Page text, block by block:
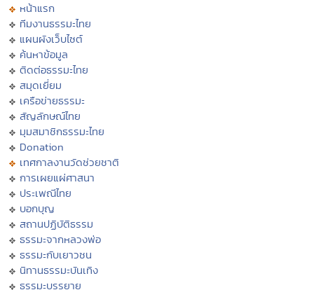
หน้าแรก
ทีมงานธรรมะไทย
แผนผังเว็บไซต์
ค้นหาข้อมูล
ติดต่อธรรมะไทย
สมุดเยี่ยม
เครือข่ายธรรมะ
สัญลักษณ์ไทย
มุมสมาชิกธรรมะไทย
Donation
เทศกาลงานวัดช่วยชาติ
การเผยแผ่ศาสนา
ประเพณีไทย
บอกบุญ
สถานปฏิบัติธรรม
ธรรมะจากหลวงพ่อ
ธรรมะกับเยาวชน
นิทานธรรมะบันเทิง
ธรรมะบรรยาย